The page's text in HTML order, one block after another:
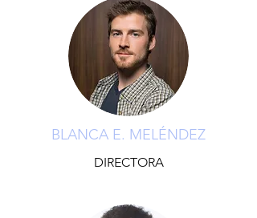
BLANCA E. MELÉNDEZ
DIRECTORA